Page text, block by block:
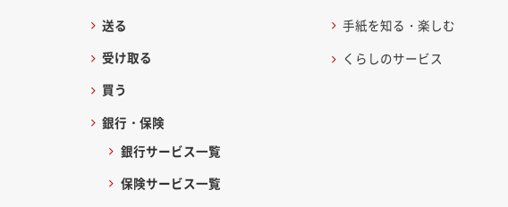
送る
受け取る
買う
銀行・保険
銀行サービス一覧
保険サービス一覧
手紙を知る・楽しむ
くらしのサービス